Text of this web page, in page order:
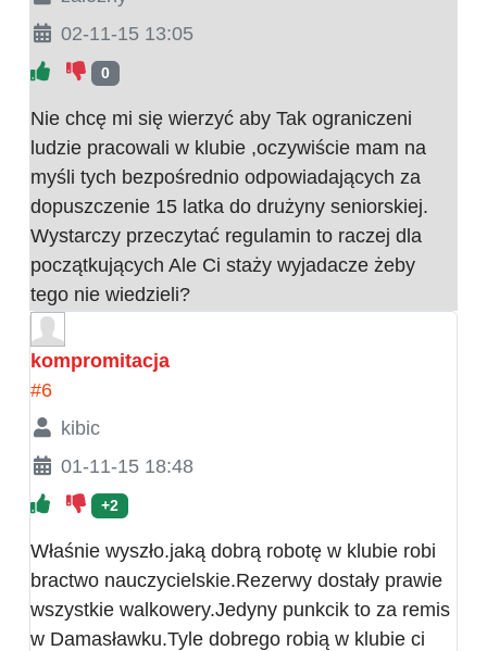
02-11-15 13:05
0
Nie chcę mi się wierzyć aby Tak ograniczeni
ludzie pracowali w klubie ,oczywiście mam na
myśli tych bezpośrednio odpowiadających za
dopuszczenie 15 latka do drużyny seniorskiej.
Wystarczy przeczytać regulamin to raczej dla
początkujących Ale Ci staży wyjadacze żeby
tego nie wiedzieli?
kompromitacja
#6
kibic
01-11-15 18:48
+2
Właśnie wyszło.jaką dobrą robotę w klubie robi
bractwo nauczycielskie.Rezerwy dostały prawie
wszystkie walkowery.Jedyny punkcik to za remis
w Damasławku.Tyle dobrego robią w klubie ci